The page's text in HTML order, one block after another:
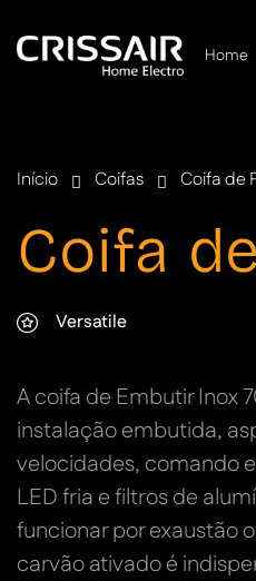
Home
Início Coifas Coifa de
Coifa
Versatile
A coifa de Embutir Inox
instalação embutida,
velocidades, comando
LED fria e filtros de
funcionar por exaustão
carvão ativado é